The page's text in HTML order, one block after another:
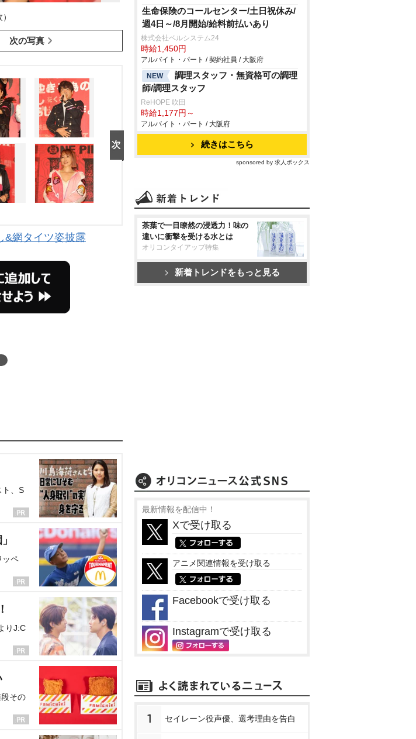
次の写真
&網タイツ姿披露
ト、S
ッペ
りJ:C
その
生命保険のコールセンター/土日祝休み/
週4日～/8月開始/給料前払いあり
株式会社ベルシステム24
時給1,450円
アルバイト・パート / 契約社員 / 大阪府
NEW
調理スタッフ・無資格可の調理
師/調理スタッフ
ReHOPE 吹田
時給1,177円～
アルバイト・パート / 大阪府
続きはこちら
sponsored by 求人ボックス
茶葉で一目瞭然の浸透力！味の
違いに衝撃を受ける水とは
オリコンタイアップ特集
新着トレンドをもっと見る
最新情報を配信中！
Xで受け取る
アニメ関連情報を受け取る
Facebookで受け取る
Instagramで受け取る
1 セイレーン役声優、選考理由を告白